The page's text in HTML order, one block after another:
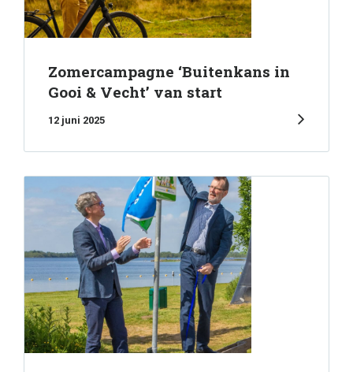
Zomercampagne ‘Buitenkans in
Gooi & Vecht’ van start
12 juni 2025